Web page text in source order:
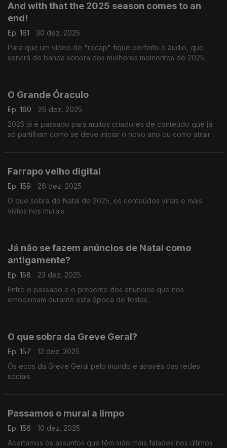
And with that the 2025 season comes to an
end!
Ep. 161
30 dez. 2025
Para que um vídeo de "recap" fique perfeito o áudio, que
servirá de banda sonora dos melhores momentos de 2025,
O Grande Óraculo
Ep. 160
29 dez. 2025
2025 já é passado para muitos criadores de conteúdo que já
só partilham como se deve iniciar o novo ano ou como atrair a
Farrapo velho digital
Ep. 159
26 dez. 2025
O que sobra do Natal de 2025, os conteúdos virais e mais
vistos nos murais.
Já não se fazem anúncios de Natal como
antigamente?
Ep. 158
23 dez. 2025
Entre o passado e o presente dos anúncios que nos
emocionam durante esta época de festas.
O que sobra da Greve Geral?
Ep. 157
12 dez. 2025
Os ecos da Greve Geral pelo mundo e através das redes
sociais.
Passamos o mural a limpo
Ep. 156
10 dez. 2025
Acertamos os assuntos que têm sido mais falados nos últimos